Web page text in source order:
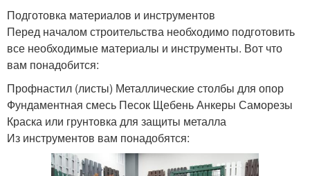
Подготовка материалов и инструментов
Перед началом строительства необходимо подготовить
все необходимые материалы и инструменты. Вот что
вам понадобится:
Профнастил (листы) Металлические столбы для опор
Фундаментная смесь Песок Щебень Анкеры Саморезы
Краска или грунтовка для защиты металла
Из инструментов вам понадобятся: